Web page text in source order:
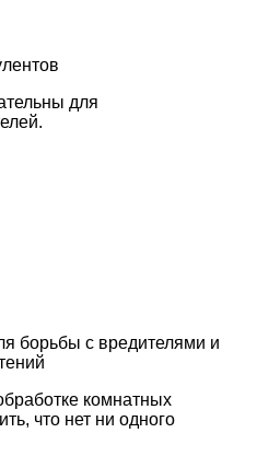
для
борьбы с вредителями и
комнатных
что нет ни одного